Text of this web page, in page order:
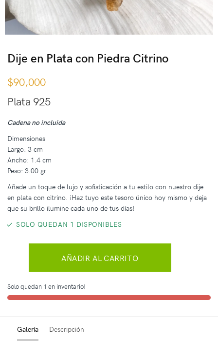
Dije en Plata con Piedra Citrino
$90,000
Plata 925
Cadena no incluida
Dimensiones
Largo: 3 cm
Ancho: 1.4 cm
Peso: 3.00 gr
Añade un toque de lujo y sofisticación a tu estilo con nuestro dije
en plata con citrino. ¡Haz tuyo este tesoro único hoy mismo y deja
que su brillo ilumine cada uno de tus días!
SOLO QUEDAN 1 DISPONIBLES
AÑADIR AL CARRITO
Solo quedan 1 en inventario!
Galería Descripción